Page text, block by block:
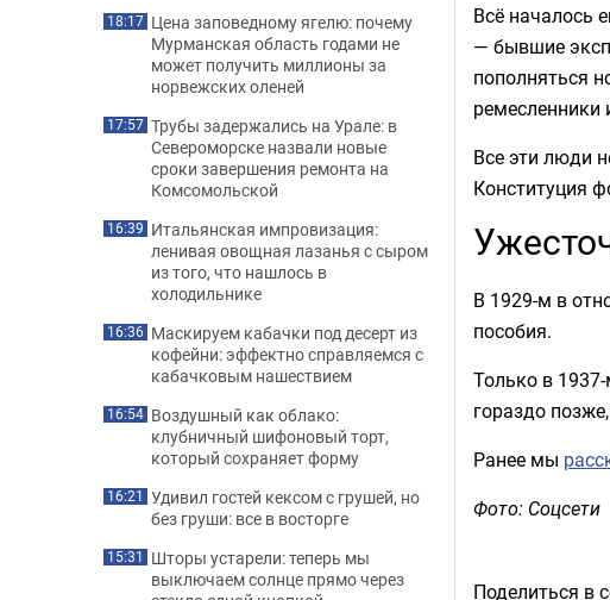
Всё началось
— бывшие
пополняться
ремесленники
Все эти люди
Конституция
В 1929-м в
пособия.
Только в
гораздо
Ранее мы
Фото: Соцсети
Поделиться в
18:17 Цена заповедному ягелю: почему
Мурманская область годами не
может получить миллионы за
норвежских оленей
17:57 Трубы задержались на Урале: в
Североморске назвали новые
сроки завершения ремонта на
Комсомольской
16:39 Итальянская импровизация:
ленивая овощная лазанья с сыром
из того, что нашлось в
холодильнике
16:36 Маскируем кабачки под десерт из
кофейни: эффектно справляемся с
кабачковым нашествием
16:54 Воздушный как облако:
клубничный шифоновый торт,
который сохраняет форму
16:21 Удивил гостей кексом с грушей, но
без груши: все в восторге
15:31 Шторы устарели: теперь мы
выключаем солнце прямо через